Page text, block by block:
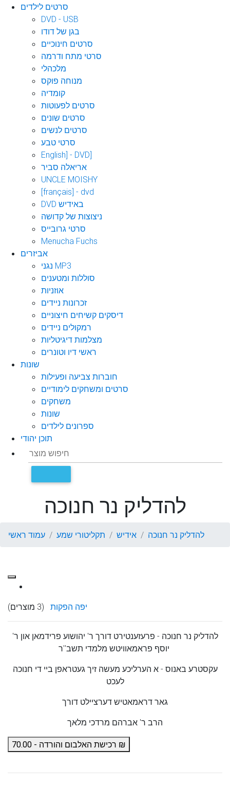
סרטים לילדים
DVD - USB
בגן של דודו
סרטים חינוכיים
סרטי מתח ודרמה
מלכהלי
מנוחה פוקס
קומדיה
סרטים לפעוטות
סרטים שונים
סרטים לנשים
סרטי טבע
English] - DVD]
אריאלה סביר
UNCLE MOISHY
[français] - dvd
DVD באידיש
ניצוצות של קדושה
סרטי גרובייס
Menucha Fuchs
אביזרים
נגני MP3
סוללות ומטענים
אוזניות
זכרונות ניידים
דיסקים קשיחים חיצוניים
רמקולים ניידים
מצלמות דיגיטליות
ראשי דיו וטונרים
שונות
חוברות צביעה ופעילות
סרטים ומשחקים לימודיים
משחקים
שונות
ספרונים לילדים
תוכן יהודי
להדליק נר חנוכה
עמוד ראשי תקליטורי שמע אידיש להדליק נר חנוכה
יפה הפקות (3 מוצרים)
להדליק נר חנוכה - פרעזענטירט דורך ר' יהושוע פרידמאן און ר'
עקסטרע באנוס - א הערליכע מעשה זיך געטראפן ביי די חנוכה
לעכט
גאר דראמאטיש דערציילט דורך
הרב ר' אברהם מרדכי מלאך
רכישת האלבום והורדה - 70.00 ₪